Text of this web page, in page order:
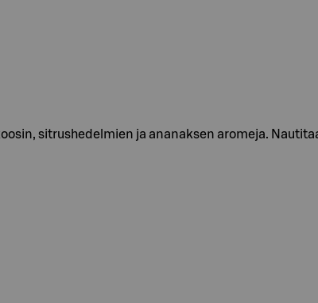
sitrushedelmien ja ananaksen aromeja.